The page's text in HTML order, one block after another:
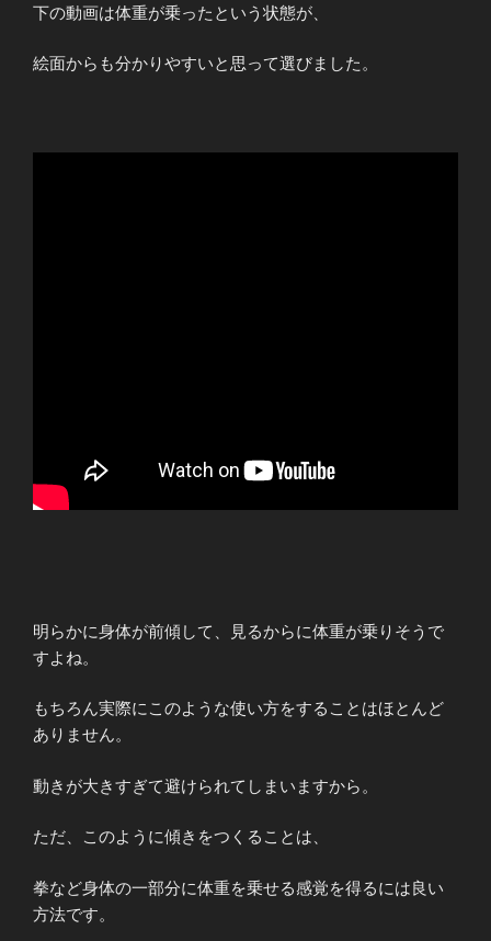
下の動画は体重が乗ったという状態が、
絵面からも分かりやすいと思って選びました。
明らかに身体が前傾して、見るからに体重が乗りそうで
すよね。
もちろん実際にこのような使い方をすることはほとんど
ありません。
動きが大きすぎて避けられてしまいますから。
ただ、このように傾きをつくることは、
拳など身体の一部分に体重を乗せる感覚を得るには良い
方法です。